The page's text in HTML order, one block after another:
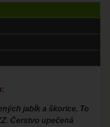
jabĺk a škorice. To
Čerstvo upečená